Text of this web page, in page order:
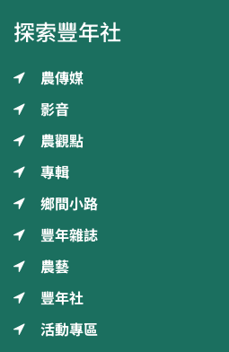
探索豐年社
農傳媒
影音
農觀點
專輯
鄉間小路
豐年雜誌
農藝
豐年社
活動專區